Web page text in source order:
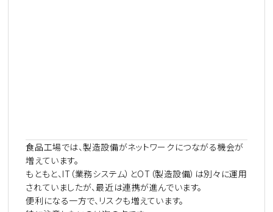
食品工場では、製造設備がネットワークにつながる機会が
増えています。
もともと、IT（業務システム）とOT（製造設備） は別々に運用
されていましたが、最近は連携が進んでいます。
便利になる一方で、リスクも増えています。